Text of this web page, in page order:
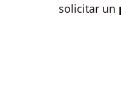
solicitar un